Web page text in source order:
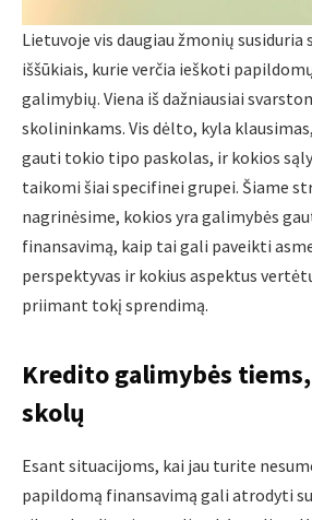
Lietuvoje vis daugiau žmonių susiduria
iššūkiais, kurie verčia ieškoti
galimybių. Viena iš dažniausiai
skolininkams. Vis dėlto, kyla
gauti tokio tipo paskolas, ir kokios
taikomi šiai specifinei grupei. Šiame
nagrinėsime, kokios yra galimybės
finansavimą, kaip tai gali paveikti
perspektyvas ir kokius aspektus
priimant tokį sprendimą.
Kredito galimybės
skolų
Esant situacijoms, kai jau turite
papildomą finansavimą gali atrodyti